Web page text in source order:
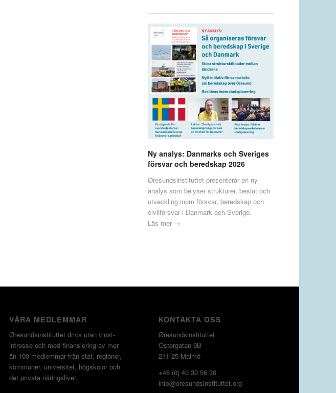
Ny analys: Danmarks och Sveriges
försvar och beredskap 2026
Øresundsinstituttet presenterar en ny
analys som belyser strukturer, beslut och
utveckling inom försvar, beredskap och
civilförsvar i Danmark och Sverige.
Läs mer →
VÅRA MEDLEMMAR
Øresundsinstituttet drivs utan vinst­
intresse och med finansiering av mer
än 100 medlemmar från stat, regioner,
kommuner, universitet, högskolor och
det privata näringslivet.
KONTAKTA OSS
Øresundsinstituttet
Östergatan 9B
211 25 Malmö
+46 (0) 40 30 56 30
info@oresundsinstituttet.org